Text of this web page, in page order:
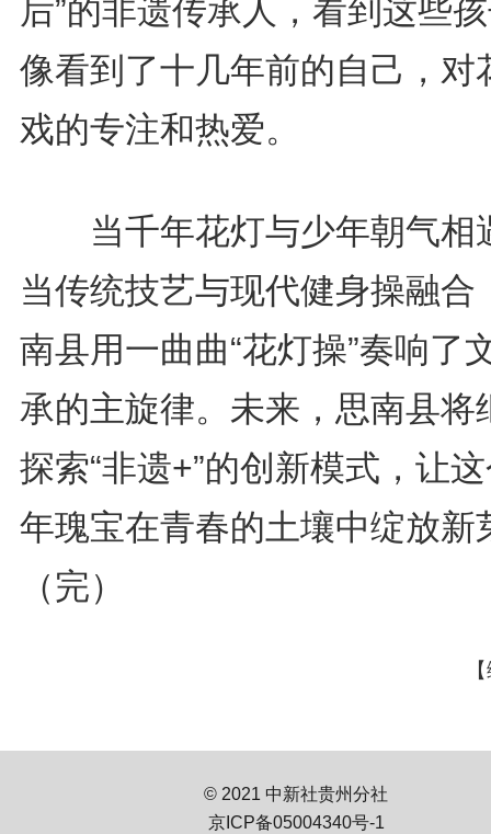
后”的非遗传承人，看到这些
像看到了十几年前的自己，对
戏的专注和热爱。
当千年花灯与少年朝气相
当传统技艺与现代健身操融合
南县用一曲曲“花灯操”奏响了
承的主旋律。未来，思南县将
探索“非遗+”的创新模式，让
年瑰宝在青春的土壤中绽放新
（完）
© 2021 中新社贵州分社
京ICP备05004340号-1